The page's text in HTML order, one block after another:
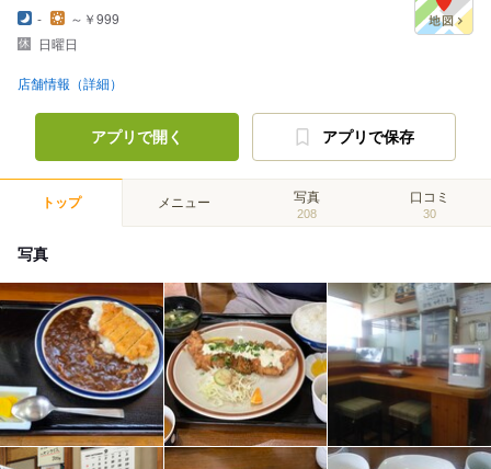
-
～￥999
日曜日
店舗情報（詳細）
アプリで開く アプリで保存
トップ メニュー 写真
208
口コミ
30
写真